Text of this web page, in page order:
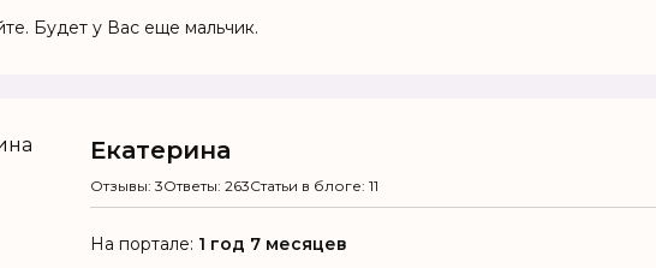
Будет у Вас еще мальчик.
Екатерина
Отзывы: 3Ответы: 263Статьи в блоге: 11
На портале: 1 год 7 месяцев